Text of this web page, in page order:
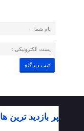
پر بازدید ترین ها